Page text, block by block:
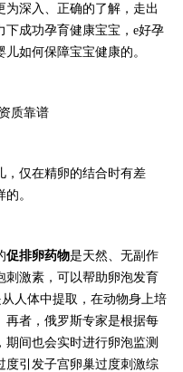
深入、正确的了解，走出
成功孕育健康宝宝，e好孕
如何保障宝宝健康的。
质靠谱
仅在精卵的结合时有差
。
促排卵药物是天然、无副作
刺激素，可以帮助卵泡发育
人体中提取，在动物身上培
再者，俄罗斯专家是根据每
间也会实时进行卵泡监测
度引发子宫卵巢过度刺激综